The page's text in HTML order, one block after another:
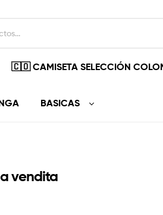
🇨🇴 CAMISETA SELECCIÓN
BASICAS
vendita